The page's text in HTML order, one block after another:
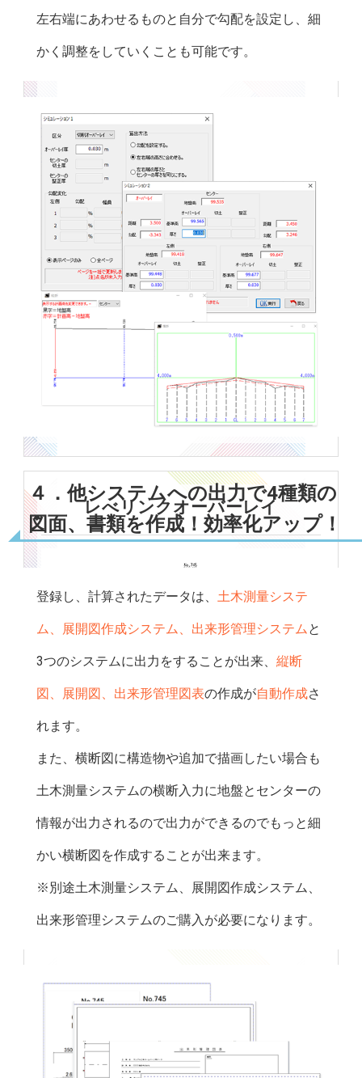
レべリンクオーバーレイ
面積を 計算します。
左右端にあわせるものと自分で勾配を設定し、細
かく調整をしていくことも可能です。
４．他システムへの出力で4種類の
図面、書類を作成！効率化アップ！
登録し、計算されたデータは、 土木測量システ
ム、展開図作成システム、出来形管理システム と
3つのシステムに出力をすることが出来、縦断
図、展開図、出来形管理図表の作成が自動作成さ
れます。
また、横断図に構造物や追加で描画したい場合も
土木測量システムの横断入力に地盤とセンターの
情報が出力されるので出力ができるのでもっと細
かい横断図を作成することが出来ます。
※別途土木測量システム、展開図作成システム、
出来形管理システムのご購入が必要になります。